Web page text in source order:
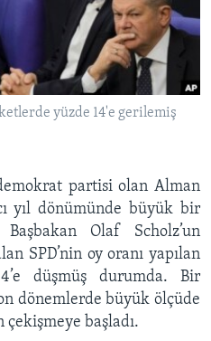
yüzde 14'e gerilemiş
partisi olan Alman
yıl dönümünde büyük bir
Olaf Scholz’un
SPD’nin oy oranı yapılan
düşmüş durumda. Bir
dönemlerde büyük ölçüde
başladı.